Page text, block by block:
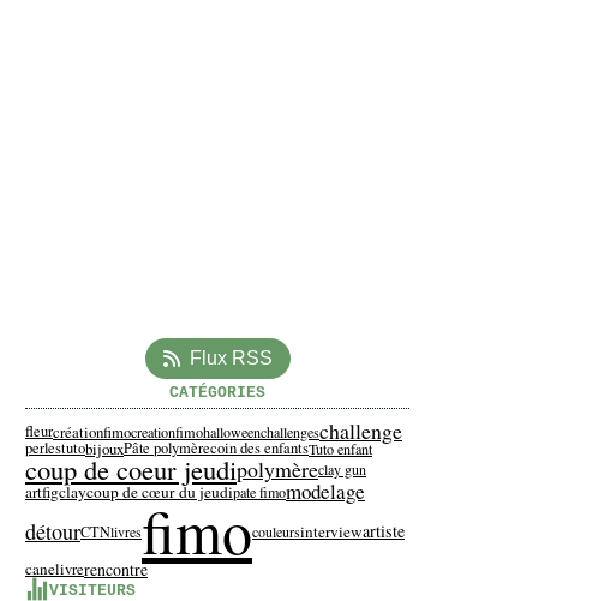
Flux RSS
CATÉGORIES
fleurcréationfimocreationfimohalloweenchallengeschallenge
perlestutobijouxPâte polymèrecoin des enfantsTuto enfant
coup de coeur jeudipolymèreclay gun
artfigclaycoup de cœur du jeudipate fimomodelage
détourCTNlivresfimocouleursinterviewartiste
canelivrerencontre
VISITEURS